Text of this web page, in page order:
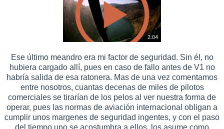
Ese último meandro era mi factor de seguridad. Sin él, no
hubiera cargado allí, pues en caso de fallo antes de V1 no
habría salida de esa ratonera. Mas de una vez comentamos
entre nosotros, cuantas decenas de miles de pilotos
comerciales se tirarían de los pelos al ver nuestra forma de
operar, pues las normas de aviación internacional obligan a
cumplir unos margenes de seguridad ingentes, y con el paso